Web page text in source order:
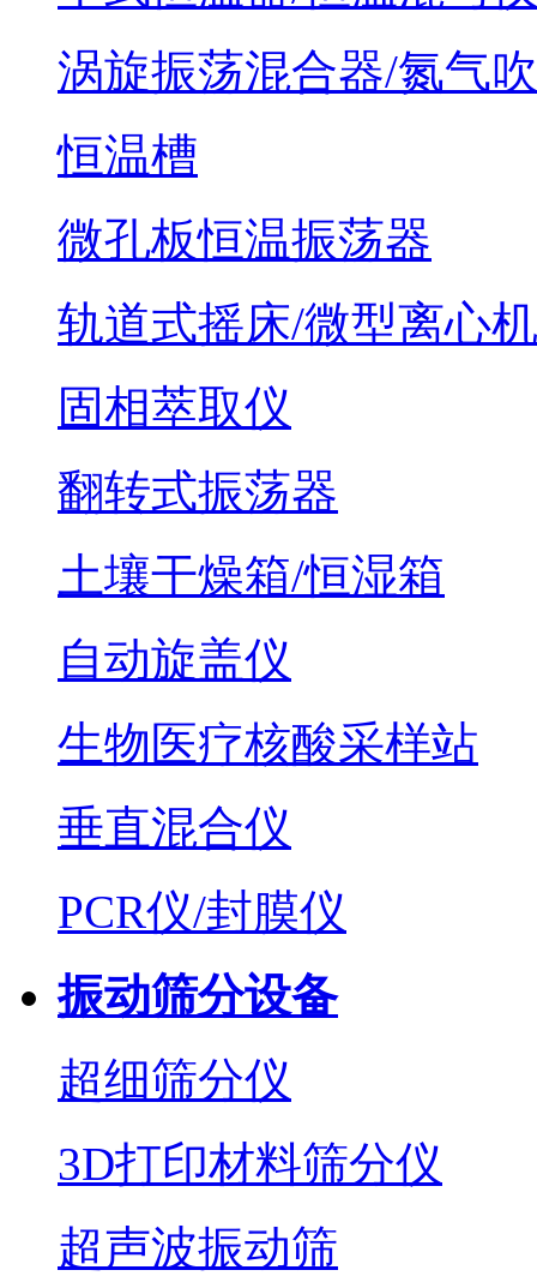
涡旋振荡混合器/氮气
恒温槽
微孔板恒温振荡器
轨道式摇床/微型离心机
固相萃取仪
翻转式振荡器
土壤干燥箱/恒湿箱
自动旋盖仪
生物医疗核酸采样站
垂直混合仪
PCR仪/封膜仪
振动筛分设备
超细筛分仪
3D打印材料筛分仪
超声波振动筛